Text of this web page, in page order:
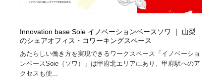
Innovation base Soie イノベーションベースソワ ｜ 山梨
のシェアオフィス・コワーキングスペース
あたらしい働き方を実現できるワークスペース「イノベーショ
ンベースSoie（ソワ）」は甲府北エリアにあり、甲府駅へのア
クセスも便...